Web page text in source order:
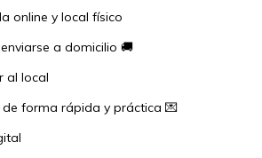
online y local físico
a domicilio 🚚
al local
forma rápida y práctica 💌